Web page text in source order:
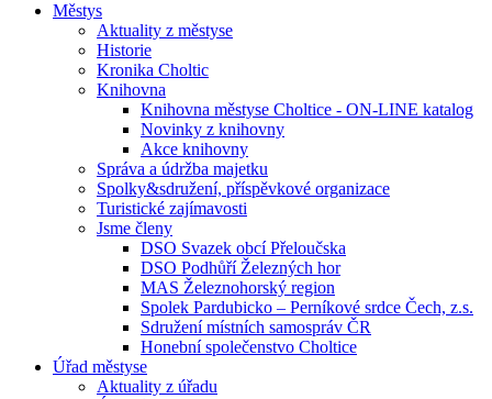
Městys
Aktuality z městyse
Historie
Kronika Choltic
Knihovna
Knihovna městyse Choltice - ON-LINE katalog
Novinky z knihovny
Akce knihovny
Správa a údržba majetku
Spolky&sdružení, příspěvkové organizace
Turistické zajímavosti
Jsme členy
DSO Svazek obcí Přeloučska
DSO Podhůří Železných hor
MAS Železnohorský region
Spolek Pardubicko – Perníkové srdce Čech, z.s.
Sdružení místních samospráv ČR
Honební společenstvo Choltice
Úřad městyse
Aktuality z úřadu